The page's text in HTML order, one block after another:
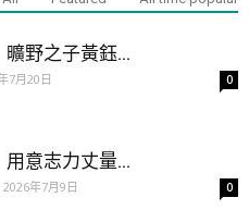
曠野之子黃鈺...
7月20日 0
用意志力丈量...
2026年7月9日 0